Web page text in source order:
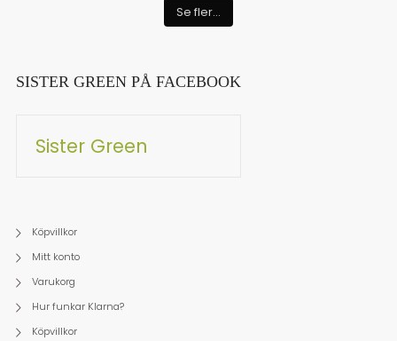
Se fler...
SISTER GREEN PÅ FACEBOOK
Sister Green
Köpvillkor
Mitt konto
Varukorg
Hur funkar Klarna?
Köpvillkor